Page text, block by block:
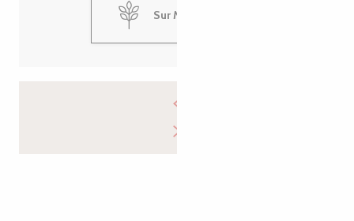
Sur Mer Bréhat